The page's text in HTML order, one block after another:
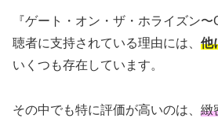
『ゲート・オン・ザ・ホライズン
聴者に支持されている理由には、 他
いくつも存在しています。
その中でも特に評価が高いのは、 緻